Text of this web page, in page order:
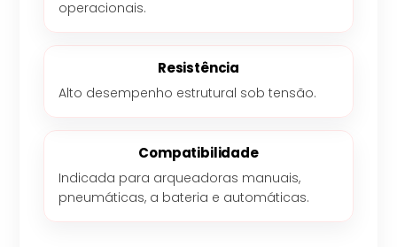
operacionais.
Resistência
Alto desempenho estrutural sob tensão.
Compatibilidade
Indicada para arqueadoras manuais,
pneumáticas, a bateria e automáticas.